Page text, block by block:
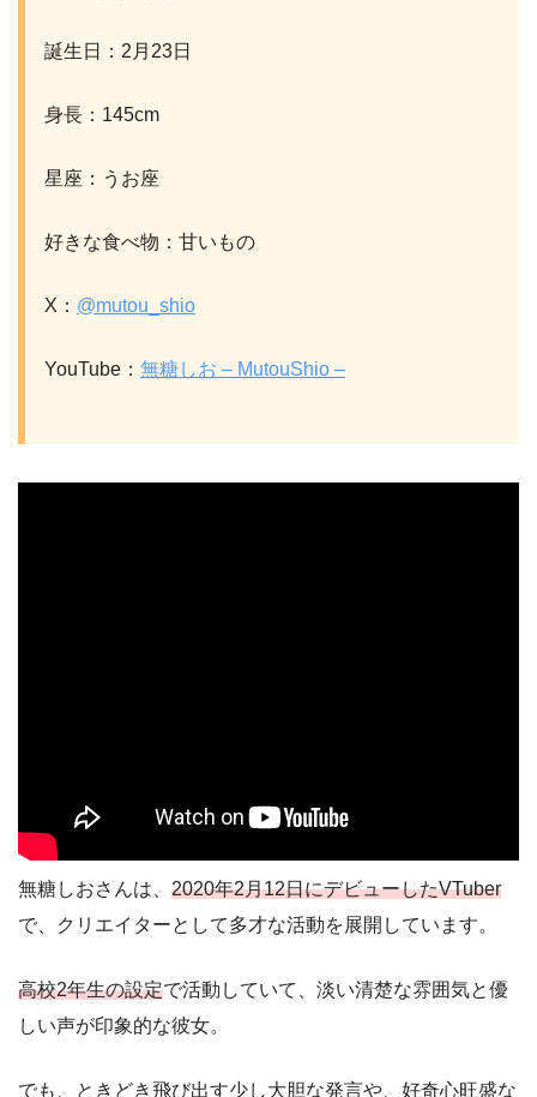
誕生日：2月23日
身長：145cm
星座：うお座
好きな食べ物：甘いもの
X： @mutou_shio
YouTube： 無糖しお – MutouShio –
無糖しおさんは、 2020年2月12日にデビューしたVTuber
で、クリエイターとして多才な活動を展開しています。
高校2年生の設定で活動していて、淡い清楚な雰囲気と優
しい声が印象的な彼女。
でも、ときどき飛び出す少し大胆な発言や、好奇心旺盛な